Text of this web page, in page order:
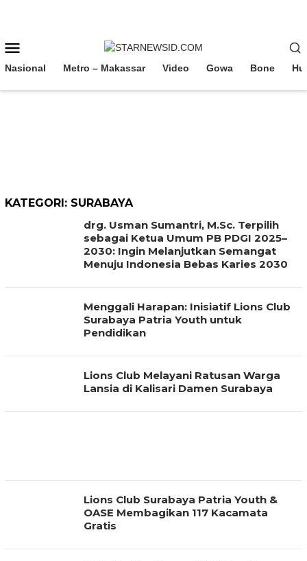
Mobile
Nasional Metro – Makassar Video Gowa Bone
KATEGORI: SURABAYA
drg. Usman Sumantri, M.Sc. Terpilih
sebagai Ketua Umum PB PDGI 2025–
2030: Ingin Melanjutkan Semangat
Menuju Indonesia Bebas Karies 2030
Menggali Harapan: Inisiatif Lions Club
Surabaya Patria Youth untuk
Pendidikan
Lions Club Melayani Ratusan Warga
Lansia di Kalisari Damen Surabaya
Lions Club Surabaya Patria Youth &
OASE Membagikan 117 Kacamata
Gratis